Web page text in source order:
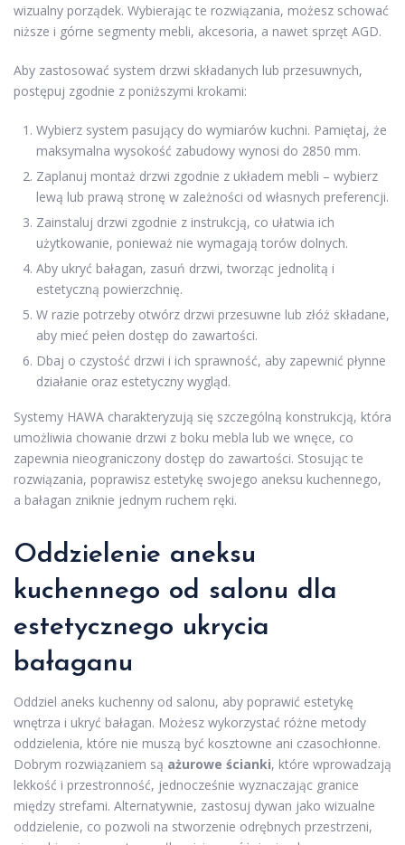
wizualny porządek. Wybierając te rozwiązania, możesz schować
niższe i górne segmenty mebli, akcesoria, a nawet sprzęt AGD.
Aby zastosować system drzwi składanych lub przesuwnych,
postępuj zgodnie z poniższymi krokami:
Wybierz system pasujący do wymiarów kuchni. Pamiętaj, że
maksymalna wysokość zabudowy wynosi do 2850 mm.
Zaplanuj montaż drzwi zgodnie z układem mebli – wybierz
lewą lub prawą stronę w zależności od własnych preferencji.
Zainstaluj drzwi zgodnie z instrukcją, co ułatwia ich
użytkowanie, ponieważ nie wymagają torów dolnych.
Aby ukryć bałagan, zasuń drzwi, tworząc jednolitą i
estetyczną powierzchnię.
W razie potrzeby otwórz drzwi przesuwne lub złóż składane,
aby mieć pełen dostęp do zawartości.
Dbaj o czystość drzwi i ich sprawność, aby zapewnić płynne
działanie oraz estetyczny wygląd.
Systemy HAWA charakteryzują się szczególną konstrukcją, która
umożliwia chowanie drzwi z boku mebla lub we wnęce, co
zapewnia nieograniczony dostęp do zawartości. Stosując te
rozwiązania, poprawisz estetykę swojego aneksu kuchennego,
a bałagan zniknie jednym ruchem ręki.
Oddzielenie aneksu
kuchennego od salonu dla
estetycznego ukrycia
bałaganu
Oddziel aneks kuchenny od salonu, aby poprawić estetykę
wnętrza i ukryć bałagan. Możesz wykorzystać różne metody
oddzielenia, które nie muszą być kosztowne ani czasochłonne.
Dobrym rozwiązaniem są ażurowe ścianki, które wprowadzają
lekkość i przestronność, jednocześnie wyznaczając granice
między strefami. Alternatywnie, zastosuj dywan jako wizualne
oddzielenie, co pozwoli na stworzenie odrębnych przestrzeni,